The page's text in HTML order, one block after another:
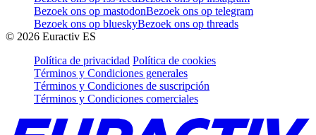
Bezoek ons op mastodonBezoek ons op telegram
Bezoek ons op blueskyBezoek ons op threads
© 2026 Euractiv ES
Política de privacidad Política de cookies
Términos y Condiciones generales
Términos y Condiciones de suscripción
Términos y Condiciones comerciales